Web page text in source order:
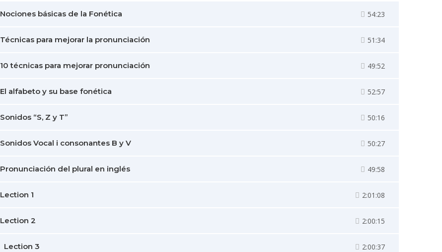
Nociones básicas de la Fonética 54:23
Técnicas para mejorar la pronunciación 51:34
10 técnicas para mejorar pronunciación 49:52
El alfabeto y su base fonética 52:57
Sonidos “S, Z y T” 50:16
Sonidos Vocal i consonantes B y V 50:27
Pronunciación del plural en inglés 49:58
Lection 1 2:01:08
Lection 2 2:00:15
Lection 3 2:00:37